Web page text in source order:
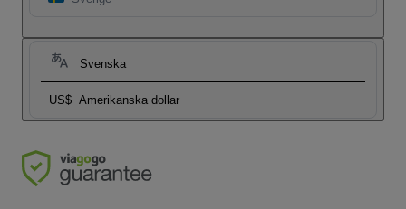
Svenska
US$ Amerikanska dollar